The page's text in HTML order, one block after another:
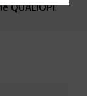
QUALIOPI.